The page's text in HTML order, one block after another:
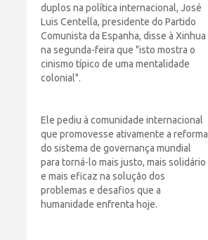
duplos na política internacional, José
Luis Centella, presidente do Partido
Comunista da Espanha, disse à Xinhua
na segunda-feira que "isto mostra o
cinismo típico de uma mentalidade
colonial".
Ele pediu à comunidade internacional
que promovesse ativamente a reforma
do sistema de governança mundial
para torná-lo mais justo, mais solidário
e mais eficaz na solução dos
problemas e desafios que a
humanidade enfrenta hoje.